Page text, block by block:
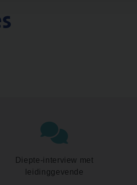
Diepte-interview met
leidinggevende